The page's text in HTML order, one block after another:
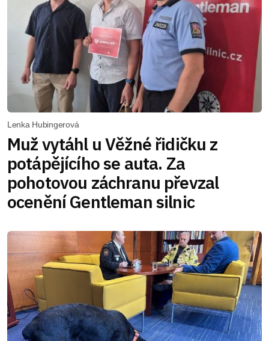
Lenka Hubingerová
Muž vytáhl u Věžné řidičku z
potápějícího se auta. Za
pohotovou záchranu převzal
ocenění Gentleman silnic